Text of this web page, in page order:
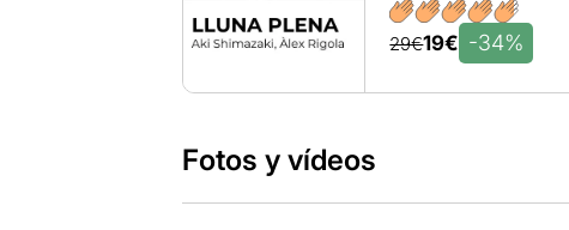
29€19€ -34%
Fotos y vídeos